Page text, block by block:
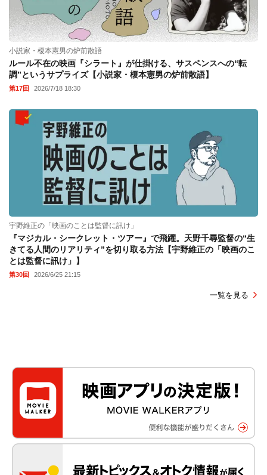
小説家・榎本憲男の炉前散語
ルール不在の映画『シラート』が仕掛ける、サスペンスへの“転
調”というサプライズ【小説家・榎本憲男の炉前散語】
第17回 2026/7/18 18:30
宇野維正の「映画のことは監督に訊け」
『マジカル・シークレット・ツアー』で飛躍。天野千尋監督の“生
きてる人間のリアリティ”を切り取る方法【宇野維正の「映画のこ
とは監督に訊け」】
第30回 2026/6/25 21:15
一覧を見る